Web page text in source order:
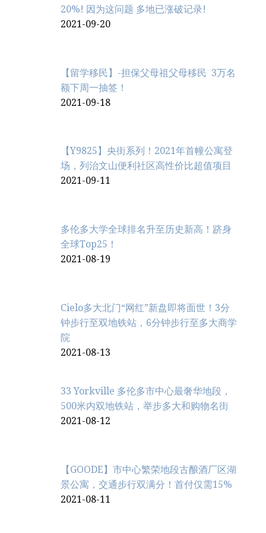
20%! 因为这问题 多地已涨破记录!
2021-09-20
【留学移民】-担保父母祖父母移民 3万名
额下周一抽签！
2021-09-18
【Y9825】央街系列！2021年首幢公寓登
场，列治文山便利社区高性价比超值项目
2021-09-11
多伦多大学全球排名升至历史新高！跻身
全球Top25！
2021-08-19
Cielo多大北门“网红”新盘即将面世！3分
钟步行至双地铁站，6分钟步行至多大商学
院
2021-08-13
33 Yorkville 多伦多市中心最奢华地段，
500米内双地铁站，举步多大和购物名街
2021-08-12
【GOODE】市中心繁荣地段古酿酒厂区湖
景公寓，交通步行双满分！首付仅需15%
2021-08-11